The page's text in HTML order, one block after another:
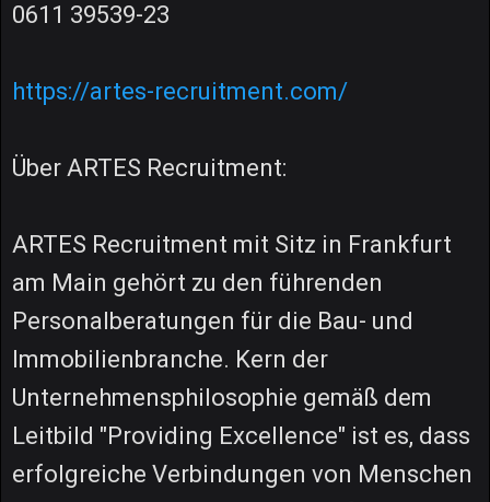
0611 39539-23
https://artes-recruitment.com/
Über ARTES Recruitment:
ARTES Recruitment mit Sitz in Frankfurt
am Main gehört zu den führenden
Personalberatungen für die Bau- und
Immobilienbranche. Kern der
Unternehmensphilosophie gemäß dem
Leitbild "Providing Excellence" ist es, dass
erfolgreiche Verbindungen von Menschen